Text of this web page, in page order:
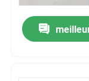
Demandez un